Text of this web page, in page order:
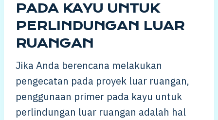
PADA KAYU UNTUK
PERLINDUNGAN LUAR
RUANGAN
Jika Anda berencana melakukan
pengecatan pada proyek luar ruangan,
penggunaan primer pada kayu untuk
perlindungan luar ruangan adalah hal